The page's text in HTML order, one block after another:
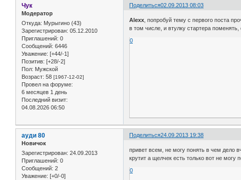
Поделиться02.09.2013 08:03
Чук
Модератор
Откуда: Мурыгино (43)
Зарегистрирован: 05.12.2010
Приглашений: 0
Сообщений: 6446
Уважение: [+44/-1]
Позитив: [+28/-2]
Пол: Мужской
Возраст: 58 [1967-12-02]
Провел на форуме:
6 месяцев 1 день
Последний визит:
04.08.2026 06:50
Alexx , попробуй тему с первого поста
в том числе, и втулку стартера
0
Поделиться24.09.2013 19:38
ауди 80
Новичок
Зарегистрирован: 24.09.2013
Приглашений: 0
Сообщений: 2
Уважение: [+0/-0]
привет всем, не могу понять в чем дело
крутит а щелчек есть только вот не могу
0